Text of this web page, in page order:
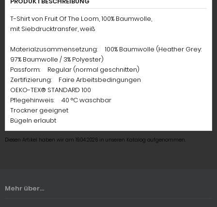
T-Shirt von Fruit Of The Loom, 100% Baumwolle,
mit Siebdrucktransfer, weiß
Materialzusammensetzung: 100% Baumwolle (Heather Grey:
97% Baumwolle / 3% Polyester)
Passform: Regular (normal geschnitten)
Zertifizierung: Faire Arbeitsbedingungen
OEKO-TEX® STANDARD 100
Pflegehinweis: 40 °C waschbar
Trockner geeignet
Bügeln erlaubt
Diesen Artikel haben wir am 19.04.2026 in unseren Katalog aufgenommen.
Mehr über...